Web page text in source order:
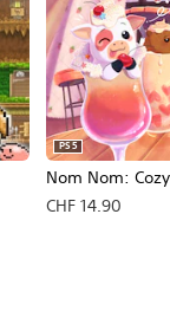
Nom Nom:
PS5
CHF 14.90